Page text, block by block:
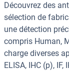
Découvrez des
sélection de
une détection
compris Human,
charge diverses
ELISA, IHC (p), IF,